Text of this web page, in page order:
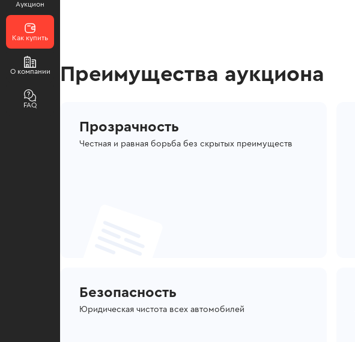
Аукцион
Как купить
О компании
FAQ
Преимущества аукциона
Прозрачность
Честная и равная борьба без скрытых преимуществ
Безопасность
Юридическая чистота всех автомобилей